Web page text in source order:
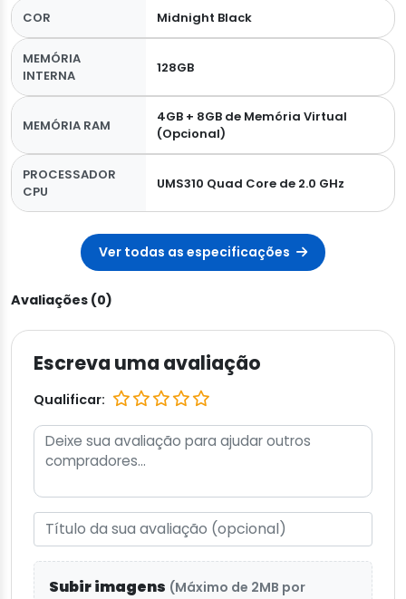
COR Midnight Black
MEMÓRIA
INTERNA
128GB
MEMÓRIA RAM
4GB + 8GB de Memória Virtual
(Opcional)
PROCESSADOR
CPU
UMS310 Quad Core de 2.0 GHz
Ver todas as especificações
Avaliações (0)
Escreva uma avaliação
Qualificar:
Subir imagens (Máximo de 2MB por